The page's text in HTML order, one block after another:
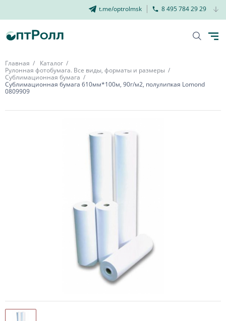
t.me/optrolmsk 8 495 784 29 29
Главная
Каталог
Рулонная фотобумага. Все виды, форматы и размеры
Сублимационная бумага
Сублимационная бумага 610мм*100м, 90г/м2, полулипкая Lomond
0809909